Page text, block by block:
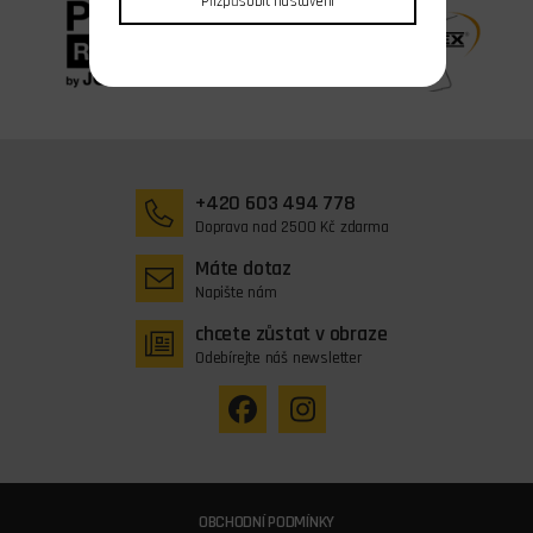
+420 603 494 778
Doprava nad 2500 Kč zdarma
Máte dotaz
Napište nám
chcete zůstat v obraze
Odebírejte náš newsletter
OBCHODNÍ PODMÍNKY